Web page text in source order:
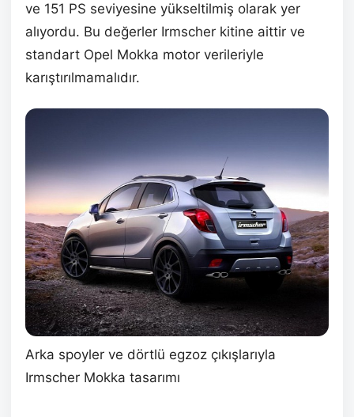
ve 151 PS seviyesine yükseltilmiş olarak yer
alıyordu. Bu değerler Irmscher kitine aittir ve
standart Opel Mokka motor verileriyle
karıştırılmamalıdır.
Arka spoyler ve dörtlü egzoz çıkışlarıyla
Irmscher Mokka tasarımı